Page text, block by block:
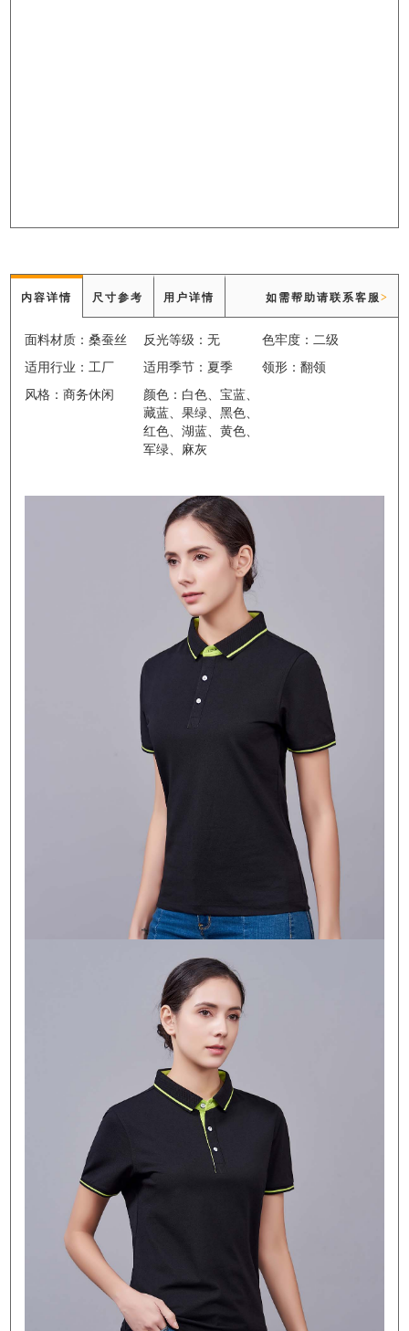
内容详情 尺寸参考 用户详情 如需帮助请联系客服 >
面料材质：桑蚕丝 反光等级：无
色牢度：二级
适用行业：工厂
适用季节：夏季
领形：翻领
风格：商务休闲
颜色：白色、宝蓝、
藏蓝、果绿、黑色、
红色、湖蓝、黄色、
军绿、麻灰